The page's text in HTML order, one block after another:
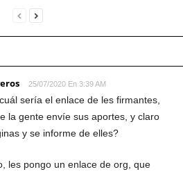
25/07/2020 En 3:39 AM
sería el enlace de les firmantes,
la gente envíe sus aportes, y claro
y se informe de elles?
les pongo un enlace de org, que